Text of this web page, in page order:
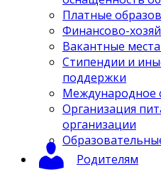
Платные
Финансово-
Вакантные
Стипендии и
поддержки
Международное
Организация
организации
Родителям